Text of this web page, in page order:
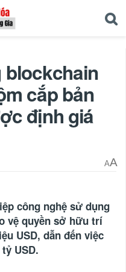
blockchain
cắp bản
định giá
AA
công nghệ sử dụng
vệ quyền sở hữu trí
USD, dẫn đến việc
USD.